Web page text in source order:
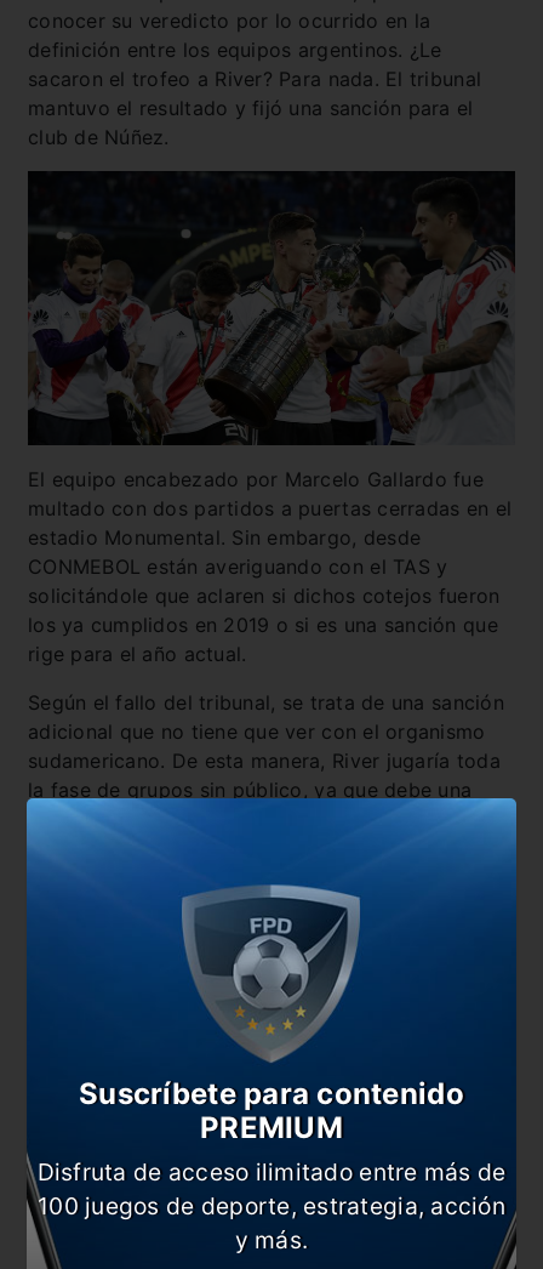
conocer su veredicto por lo ocurrido en la
definición entre los equipos argentinos. ¿Le
sacaron el trofeo a River? Para nada. El tribunal
mantuvo el resultado y fijó una sanción para el
club de Núñez.
El equipo encabezado por Marcelo Gallardo fue
multado con dos partidos a puertas cerradas en el
estadio Monumental. Sin embargo, desde
CONMEBOL están averiguando con el TAS y
solicitándole que aclaren si dichos cotejos fueron
los ya cumplidos en 2019 o si es una sanción que
rige para el año actual.
Según el fallo del tribunal, se trata de una sanción
adicional que no tiene que ver con el organismo
sudamericano. De esta manera, River jugaría toda
la fase de grupos sin público, ya que debe una
fecha de suspensión por las bengalas en las
tribunas en la semifinal de ida en la Copa
También te puede interesar
“Vamos por buen camino”
¿Mano de De la Cruz en la jugada previa al penal?
En la previa a los súper clásicos de Libertadores
Donofrio y Angelici tendrán una reunión
Cambios en la clasificación a la Libertadores y
En esta nota:
#Boca #Noticia
Suscríbete para contenido
PREMIUM
Disfruta de acceso ilimitado entre más de
100 juegos de deporte, estrategia, acción
y más.